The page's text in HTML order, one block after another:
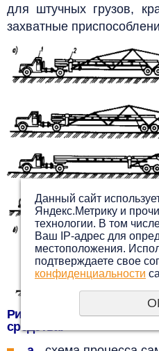
для штучных грузов,
захватные
Рис.2.
средства:
Данный сайт
Яндекс.Метрику и
технологии. В том
Ваш IP-адрес для
местоположения.
подтверждаете свое
конфиденциальности